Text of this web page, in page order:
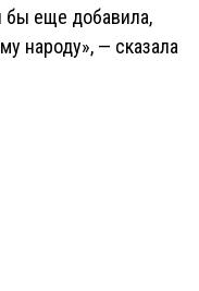
бы еще добавила,
народу», — сказала